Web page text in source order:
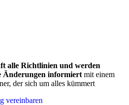
alle Richtlinien und werden
Änderungen informiert mit einem
der sich um alles kümmert
vereinbaren